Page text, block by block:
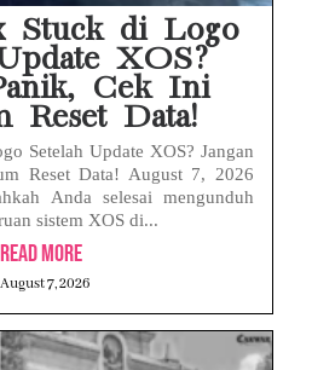
Stuck di Logo
XOS?
Cek Ini
Reset Data!
Setelah Update XOS? Jangan
Reset Data! August 7, 2026
Anda selesai mengunduh
sistem XOS di...
Read More
August 7, 2026